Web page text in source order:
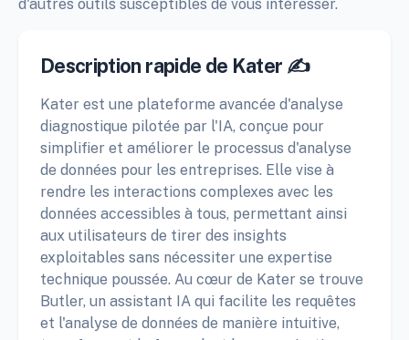
d'autres outils susceptibles de vous intéresser.
Description rapide de Kater ✍️
Kater est une plateforme avancée d'analyse
diagnostique pilotée par l'IA, conçue pour
simplifier et améliorer le processus d'analyse
de données pour les entreprises. Elle vise à
rendre les interactions complexes avec les
données accessibles à tous, permettant ainsi
aux utilisateurs de tirer des insights
exploitables sans nécessiter une expertise
technique poussée. Au cœur de Kater se trouve
Butler, un assistant IA qui facilite les requêtes
et l'analyse de données de manière intuitive,